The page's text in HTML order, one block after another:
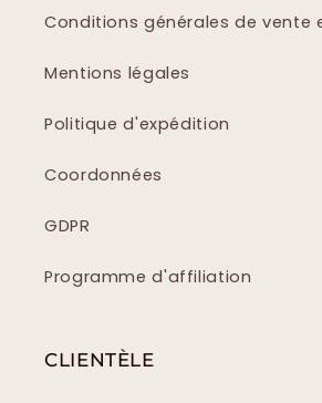
Conditions générales de vente
Mentions légales
Politique d'expédition
Coordonnées
GDPR
Programme d'affiliation
CLIENTÈLE